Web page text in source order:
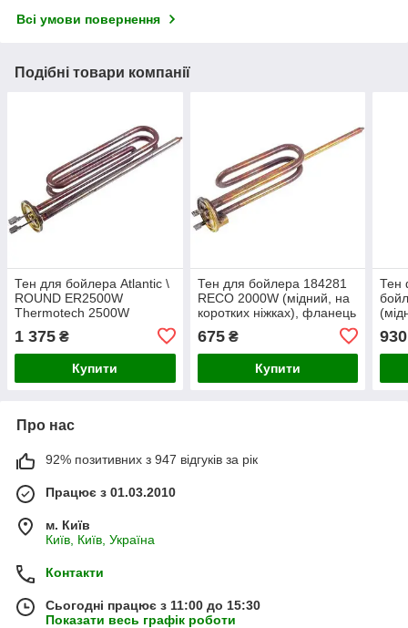
Всі умови повернення
Подібні товари компанії
Тен для бойлера Atlantic \
ROUND ER2500W
Thermotech 2500W
1 375 ₴
Купити
Тен для бойлера 184281
RECO 2000W (мідний, на
коротких ніжках), фланець
675₴
Купити
Тен
930
Про нас
92% позитивних з 947 відгуків за рік
Працює з 01.03.2010
м. Київ
Київ, Київ, Україна
Контакти
Сьогодні працює з 11:00 до 15:30
Показати весь графік роботи